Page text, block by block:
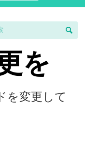
を
を変更して